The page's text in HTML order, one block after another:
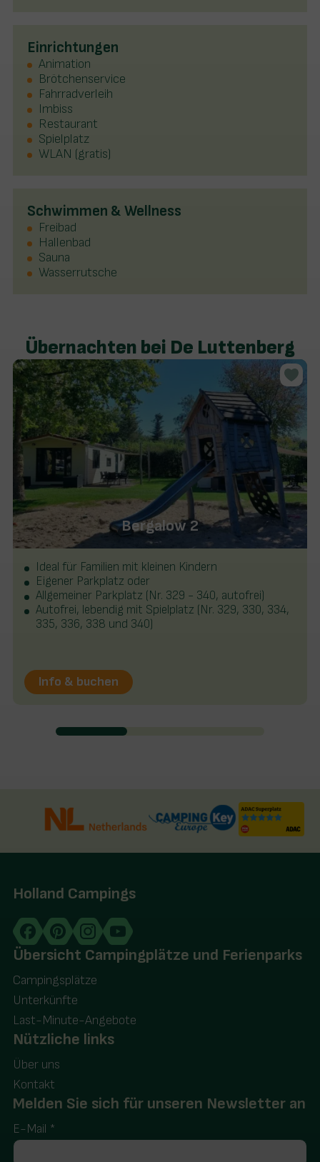
Einrichtungen
Animation
Brötchenservice
Fahrradverleih
Imbiss
Restaurant
Spielplatz
WLAN (gratis)
Schwimmen & Wellness
Freibad
Hallenbad
Sauna
Wasserrutsche
Übernachten bei De Luttenberg
Bergalow 2
Ideal für Familien mit kleinen Kindern
Eigener Parkplatz oder
Allgemeiner Parkplatz (Nr. 329 - 340, autofrei)
Autofrei, lebendig mit Spielplatz (Nr. 329, 330, 334,
335, 336, 338 und 340)
Info & buchen
Holland Campings
Übersicht Campingplätze und Ferienparks
Campingsplätze
Unterkünfte
Last-Minute-Angebote
Nützliche links
Über uns
Kontakt
Melden Sie sich für unseren Newsletter an
E-Mail *